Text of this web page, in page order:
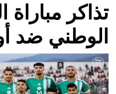
تذاكر مباراة
الوطني ضد